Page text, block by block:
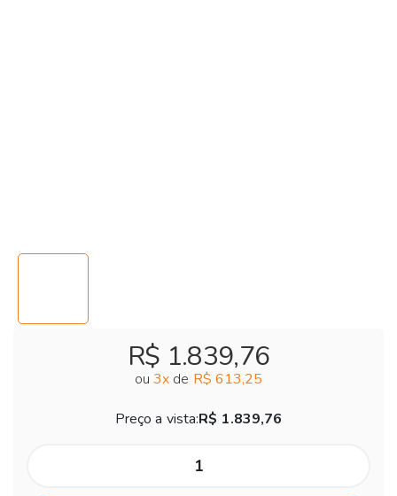
R$ 1.839,76
ou 3x de R$ 613,25
Preço a vista:R$ 1.839,76